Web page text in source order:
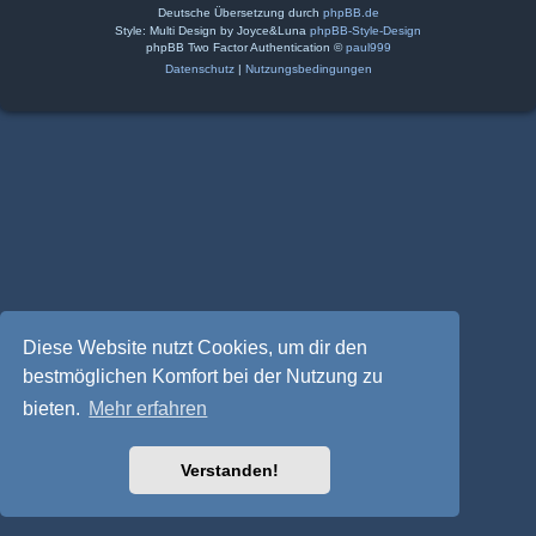
Diese Website nutzt Cookies, um dir den
bestmöglichen Komfort bei der Nutzung zu
bieten. Mehr erfahren
Verstanden!
Deutsche Übersetzung durch phpBB.de
Style: Multi Design by Joyce&Luna phpBB-Style-Design
phpBB Two Factor Authentication ©paul999
Datenschutz| Nutzungsbedingungen